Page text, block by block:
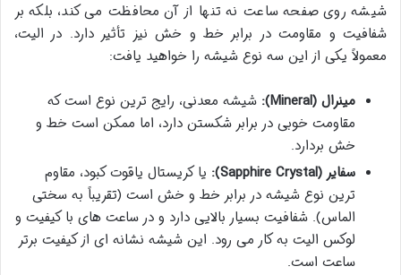
شیشه روی صفحه ساعت نه تنها از آن محافظت می کند، بلکه بر
شفافیت و مقاومت در برابر خط و خش نیز تأثیر دارد. در الیت،
معمولاً یکی از این سه نوع شیشه را خواهید یافت:
مینرال (Mineral):
شیشه معدنی، رایج ترین نوع است که
مقاومت خوبی در برابر شکستن دارد، اما ممکن است خط و
خش بردارد.
سفایر (Sapphire Crystal):
یا کریستال یاقوت کبود، مقاوم
ترین نوع شیشه در برابر خط و خش است (تقریباً به سختی
الماس). شفافیت بسیار بالایی دارد و در ساعت های با کیفیت و
لوکس الیت به کار می رود. این شیشه نشانه ای از کیفیت برتر
ساعت است.